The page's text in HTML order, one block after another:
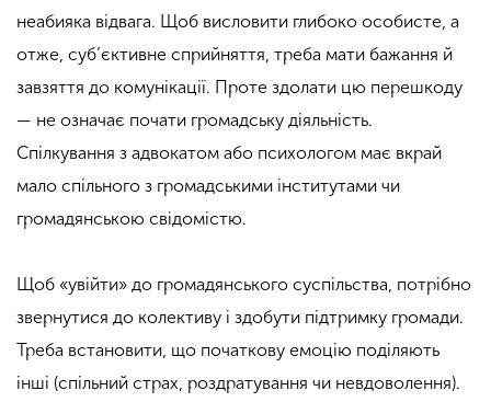
неабияка відвага. Щоб висловити глибоко особисте, а
отже, суб’єктивне сприйняття, треба мати бажання й
завзяття до комунікації. Проте здолати цю перешкоду
— не означає почати громадську діяльність.
Спілкування з адвокатом або психологом має вкрай
мало спільного з громадськими інститутами чи
громадянською свідомістю.
Щоб «увійти» до громадянського суспільства, потрібно
звернутися до колективу і здобути підтримку громади.
Треба встановити, що початкову емоцію поділяють
інші (спільний страх, роздратування чи невдоволення).